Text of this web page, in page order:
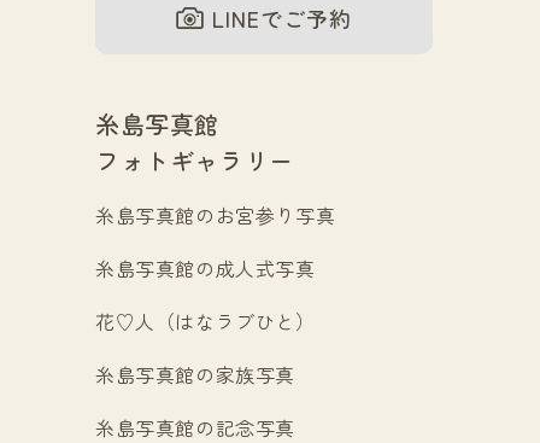
LINEでご予約
糸島写真館
フォトギャラリー
糸島写真館のお宮参り写真
糸島写真館の成人式写真
花♡人（はなラブひと）
糸島写真館の家族写真
糸島写真館の記念写真